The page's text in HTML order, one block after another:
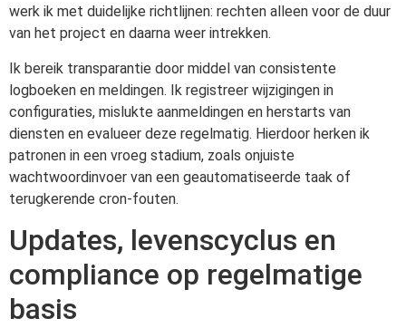
werk ik met duidelijke richtlijnen: rechten alleen voor de duur
van het project en daarna weer intrekken.
Ik bereik transparantie door middel van consistente
logboeken en meldingen. Ik registreer wijzigingen in
configuraties, mislukte aanmeldingen en herstarts van
diensten en evalueer deze regelmatig. Hierdoor herken ik
patronen in een vroeg stadium, zoals onjuiste
wachtwoordinvoer van een geautomatiseerde taak of
terugkerende cron-fouten.
Updates, levenscyclus en
compliance op regelmatige
basis